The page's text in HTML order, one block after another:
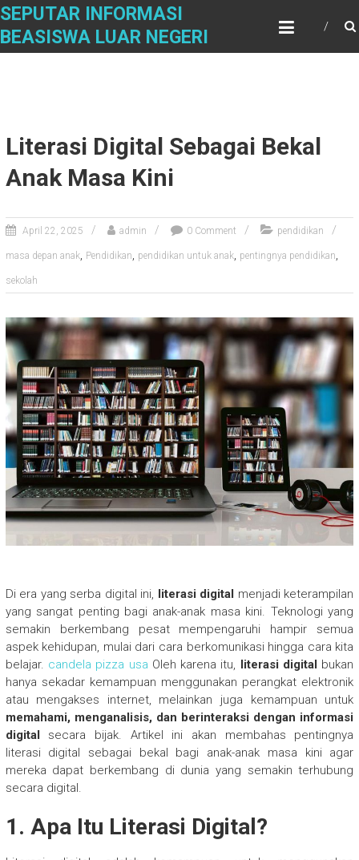
Skip
content
SEPUTAR INFORMASI
BEASISWA LUAR NEGERI
Literasi Digital Sebagai Bekal
Anak Masa Kini
April 22, 2025 admin 0 Comment pendidikan
masa depan anak, Pendidikan, pendidikan untuk anak, pentingnya pendidikan,
sekolah
Di era yang serba digital ini, literasi digital menjadi keterampilan
yang sangat penting bagi anak-anak masa kini. Teknologi yang
semakin berkembang pesat mempengaruhi hampir semua
aspek kehidupan, mulai dari cara berkomunikasi hingga cara kita
belajar. candela pizza usa Oleh karena itu, literasi digital bukan
hanya sekadar kemampuan menggunakan perangkat elektronik
atau mengakses internet, melainkan juga kemampuan untuk
memahami, menganalisis, dan berinteraksi dengan informasi
digital secara bijak. Artikel ini akan membahas pentingnya
literasi digital sebagai bekal bagi anak-anak masa kini agar
mereka dapat berkembang di dunia yang semakin terhubung
secara digital.
1. Apa Itu Literasi Digital?